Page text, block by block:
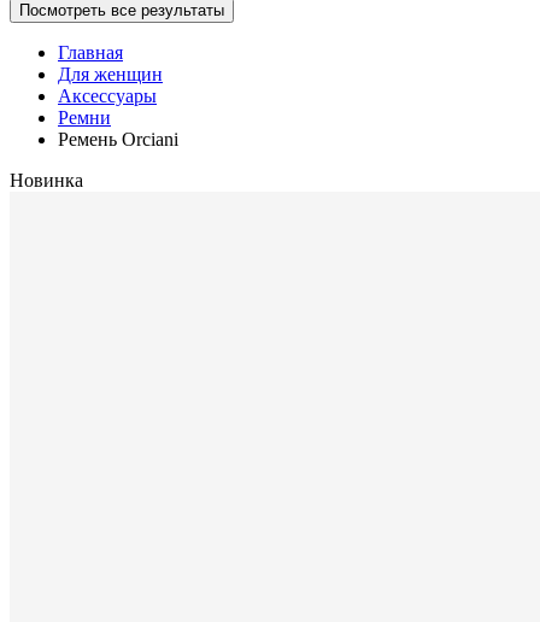
Посмотреть все результаты
Главная
Для женщин
Аксессуары
Ремни
Ремень Orciani
Новинка